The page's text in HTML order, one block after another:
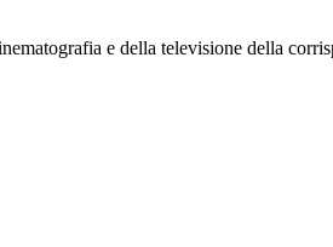
e della televisione della